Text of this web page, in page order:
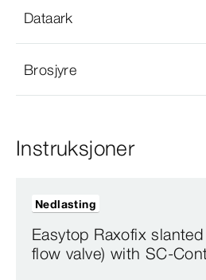
Dataark
Brosjyre
Instruksjoner
Easytop Raxofix
flow valve) with SC-
Nedlasting